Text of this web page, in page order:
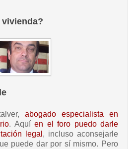
vivienda?
abogado especialista en
. Aquíen el foro puedo darle
legal , incluso aconsejarle
puede dar por sí mismo. Pero